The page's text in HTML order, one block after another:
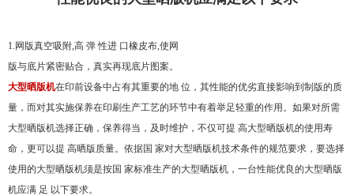
1.网版真空吸附,高 弹 性进 口橡皮布,使网
版与底片紧密贴合，真实再现底片图案。
大型晒版机在印前设备中占有其重要的地 位，其性能的优劣直接影响到制版的质
量，而对其实施保养在印刷生产工艺的环节中有着举足轻重的作用。如果对所需
大型晒版机选择正确，保养得当，及时维护，不仅可提 高大型晒版机的使用寿
命，更可以提 高晒版质量。依据国 家对大型晒版机技术条件的规范要求，要选择
使用的大型晒版机须是按国 家标准生产的大型晒版机，一台性能优良的大型晒版
机应满 足 以下要求。